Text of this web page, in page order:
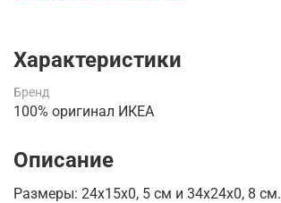
Характеристики
Бренд
100% оригинал ИКЕА
Описание
Размеры: 24x15x0, 5 см и 34x24x0, 8 см.